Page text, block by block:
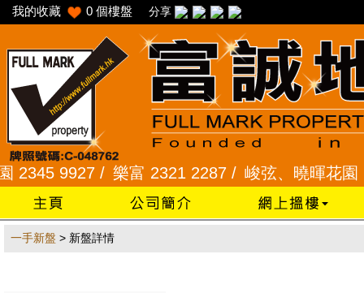
我的收藏 0 個樓盤 分享
9927 /樂富 2321 2287 /峻弦、曉暉花園
一手新盤 > 新盤詳情